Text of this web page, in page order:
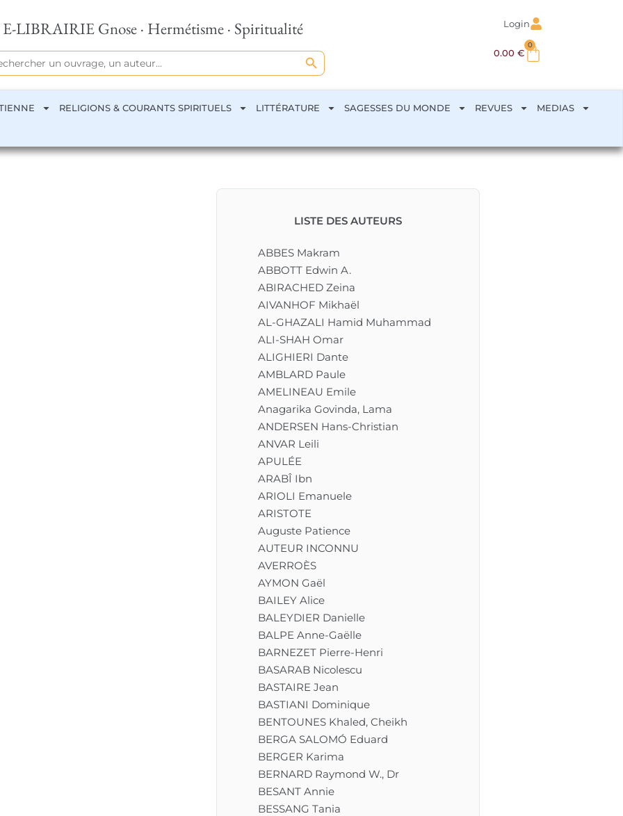
E-LIBRAIRIE Gnose · Hermétisme · Spiritualité
Search Button
Login
0.00€
0
RELIGIONS & COURANTS SPIRITUELS LITTÉRATURE SAGESSES DU MONDE REVUES
MEDIAS
LISTE DES AUTEURS
ABBES Makram
ABBOTT Edwin A.
ABIRACHED Zeina
AIVANHOF Mikhaël
AL-GHAZALI Hamid Muhammad
ALI-SHAH Omar
ALIGHIERI Dante
AMBLARD Paule
AMELINEAU Emile
Anagarika Govinda, Lama
ANDERSEN Hans-Christian
ANVAR Leili
APULÉE
ARABÎ Ibn
ARIOLI Emanuele
ARISTOTE
Auguste Patience
AUTEUR INCONNU
AVERROÈS
AYMON Gaël
BAILEY Alice
BALEYDIER Danielle
BALPE Anne-Gaëlle
BARNEZET Pierre-Henri
BASARAB Nicolescu
BASTAIRE Jean
BASTIANI Dominique
BENTOUNES Khaled, Cheikh
BERGA SALOMÓ Eduard
BERGER Karima
BERNARD Raymond W., Dr
BESANT Annie
BESSANG Tania